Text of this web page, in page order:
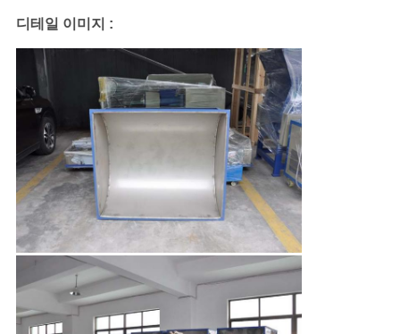
구
요
사
이
트
맵
디테일 이미지 :